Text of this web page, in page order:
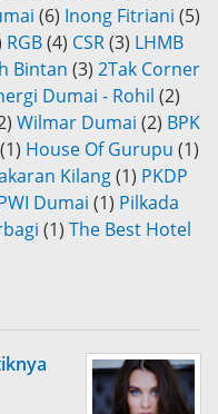
(6) Inong Fitriani (5)
RGB(4) CSR(3) LHMB
Bintan (3) 2Tak Corner
Dumai - Rohil (2)
Wilmar Dumai (2) BPK
(1) House Of Gurupu (1)
Kilang(1) PKDP
Dumai (1) Pilkada
(1) The Best Hotel